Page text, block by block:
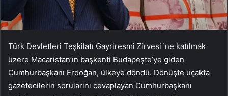
Türk Devletleri Teşkilatı Gayriresmi Zirvesi`ne katılmak
üzere Macaristan’ın başkenti Budapeşte’ye giden
Cumhurbaşkanı Erdoğan, ülkeye döndü. Dönüşte uçakta
gazetecilerin sorularını cevaplayan Cumhurbaşkanı